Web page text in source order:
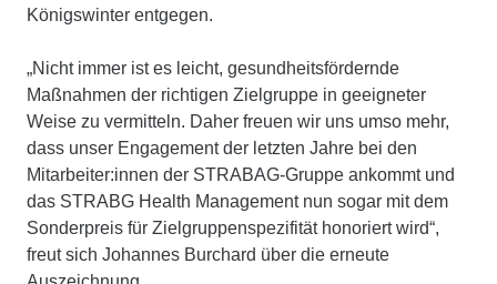
Königswinter entgegen.
„Nicht immer ist es leicht, gesundheitsfördernde
Maßnahmen der richtigen Zielgruppe in geeigneter
Weise zu vermitteln. Daher freuen wir uns umso mehr,
dass unser Engagement der letzten Jahre bei den
Mitarbeiter:innen der STRABAG-Gruppe ankommt und
das STRABG Health Management nun sogar mit dem
Sonderpreis für Zielgruppenspezifität honoriert wird“,
freut sich Johannes Burchard über die erneute